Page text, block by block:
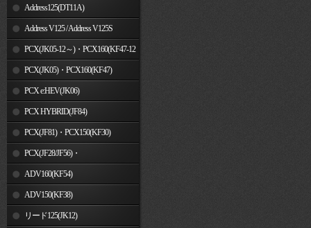
Address125(DT11A)
Address V125 / Address V125S
PCX(JK05-12～)・PCX160(KF47-12
～) PCX(JK05)・PCX160(KF47)
PCX e:HEV(JK06)
PCX HYBRID(JF84)
PCX(JF81)・PCX150(KF30)
PCX(JF28/JF56)・
PCX150(KF12/KF18)
ADV160(KF54)
ADV150(KF38)
リード125(JK12)